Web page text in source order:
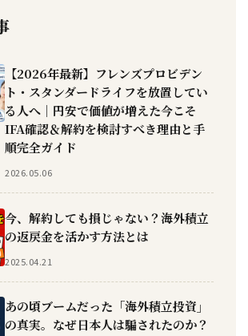
【2026年最新】フレンズプロビデン
ト・スタンダードライフを放置してい
る人へ｜円安で価値が増えた今こそ
IFA確認＆解約を検討すべき理由と手
順完全ガイド
2026.05.06
今、解約しても損じゃない？海外積立
の返戻金を活かす方法とは
2025.04.21
あの頃ブームだった「海外積立投資」
の真実。なぜ日本人は騙されたのか？